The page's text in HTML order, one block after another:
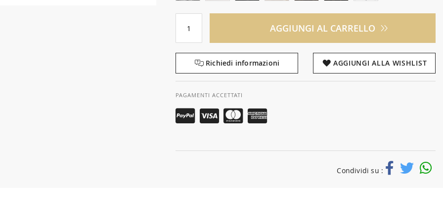
AGGIUNGI AL CARRELLO
Richiedi informazioni AGGIUNGI ALLA WISHLIST
PAGAMENTI ACCETTATI
Condividi su :